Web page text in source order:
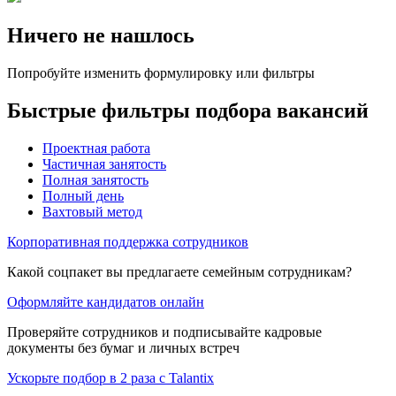
Ничего не нашлось
Попробуйте изменить формулировку или фильтры
Быстрые фильтры подбора вакансий
Проектная работа
Частичная занятость
Полная занятость
Полный день
Вахтовый метод
Корпоративная поддержка сотрудников
Какой соцпакет вы предлагаете семейным сотрудникам?
Оформляйте кандидатов онлайн
Проверяйте сотрудников и подписывайте кадровые
документы без бумаг и личных встреч
Ускорьте подбор в 2 раза с Talantix